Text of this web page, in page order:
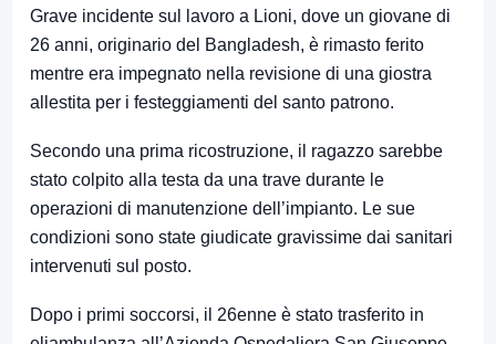
Grave incidente sul lavoro a Lioni, dove un giovane di
26 anni, originario del Bangladesh, è rimasto ferito
mentre era impegnato nella revisione di una giostra
allestita per i festeggiamenti del santo patrono.
Secondo una prima ricostruzione, il ragazzo sarebbe
stato colpito alla testa da una trave durante le
operazioni di manutenzione dell’impianto. Le sue
condizioni sono state giudicate gravissime dai sanitari
intervenuti sul posto.
Dopo i primi soccorsi, il 26enne è stato trasferito in